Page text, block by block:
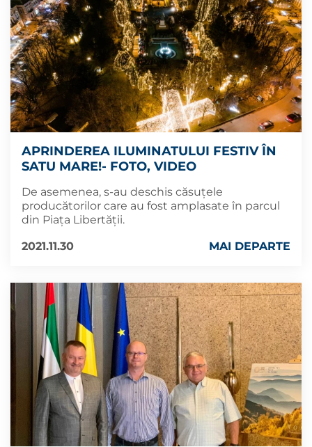
APRINDEREA ILUMINATULUI FESTIV ÎN
SATU MARE!- FOTO, VIDEO
De asemenea, s-au deschis căsuțele
producătorilor care au fost amplasate în parcul
din Piața Libertății.
2021.11.30
MAI DEPARTE